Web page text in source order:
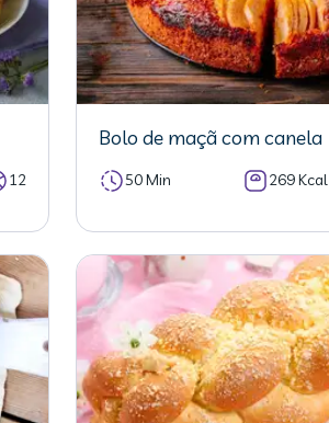
12
Bolo de maçã com canela
50 Min 269 Kcal